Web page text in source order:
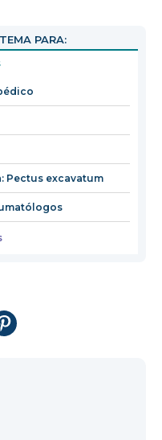
en
ventana
PARA:
Pectus excavatum
Compartir